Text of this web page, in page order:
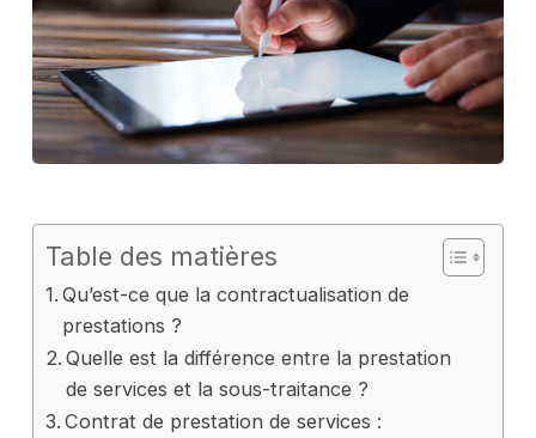
Table des matières
Qu’est-ce que la contractualisation de
prestations ?
Quelle est la différence entre la prestation
de services et la sous-traitance ?
Contrat de prestation de services :